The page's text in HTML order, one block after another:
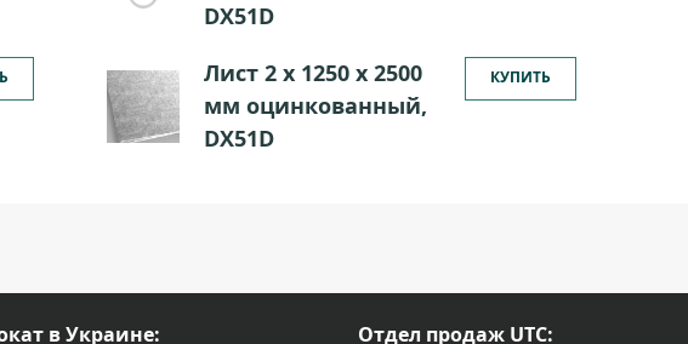
DX51D
Лист 2 х 1250 х 2500
мм оцинкованный,
DX51D
КУПИТЬ
в Украине: Отдел продаж UTC: